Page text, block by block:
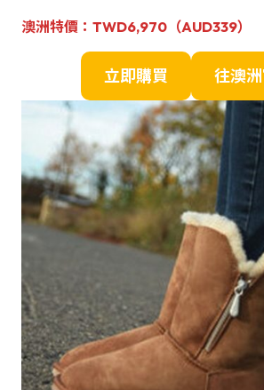
澳洲特價： TWD6,970（AUD339）
立即購買 往澳